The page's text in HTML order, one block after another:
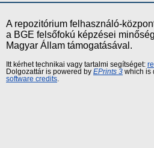
A repozitórium felhasználó-
a BGE felsőfokú képzései
Magyar Állam támogatásával.
Itt kérhet technikai vagy tartalmi segítséget:
Dolgozattár is powered by EPrints 3 which is
software credits